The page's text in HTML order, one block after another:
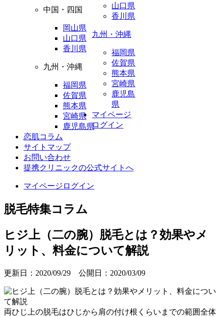
山口県
香川県
九州・沖縄
福岡県
佐賀県
熊本県
宮崎県
鹿児島
県
マイページ
ログイン
中国・四国
岡山県
山口県
香川県
九州・沖縄
福岡県
佐賀県
熊本県
宮崎県
鹿児島県
恋肌コラム
サイトマップ
お問い合わせ
提携クリニックの公式サイトへ
マイページログイン
脱毛特集コラム
ヒジ上（二の腕）脱毛とは？効果やメ
リット、料金について解説
更新日：2020/09/29 公開日：2020/03/09
両ひじ上の脱毛はひじから肩の付け根くらいまでの範囲全体